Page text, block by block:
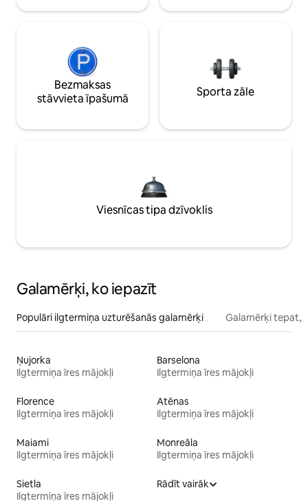
Bezmaksas
stāvvieta īpašumā
Sporta zāle
Viesnīcas tipa dzīvoklis
Galamērķi, ko iepazīt
Populāri ilgtermiņa uzturēšanās galamērķi Galamērķi tepat,
Ņujorka
Ilgtermiņa īres mājokļi
Barselona
Ilgtermiņa īres mājokļi
Florence
Ilgtermiņa īres mājokļi
Atēnas
Ilgtermiņa īres mājokļi
Maiami
Ilgtermiņa īres mājokļi
Monreāla
Ilgtermiņa īres mājokļi
Sietla
Ilgtermiņa īres mājokļi
Rādīt vairāk